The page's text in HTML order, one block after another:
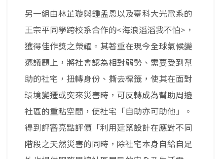
另一組由林芷璇與鍾孟恩以及臺科大光電系的
王宗平同學跨校系合作的<海浪滔滔我不怕>，
獲得佳作獎之榮耀。其著重在現今全球氣候變
遷議題上，將社會認為相對弱勢、需要受到幫
助的社宅，扭轉身份、撕去標籤，使其在面對
環境變遷或突來災害時，可反轉成為幫助周邊
社區的重點空間，使社宅「自助亦可助他」。
得到評審亮點評價「利用建築設計在應對不同
階段之天然災害的同時，除社宅本身自給自足